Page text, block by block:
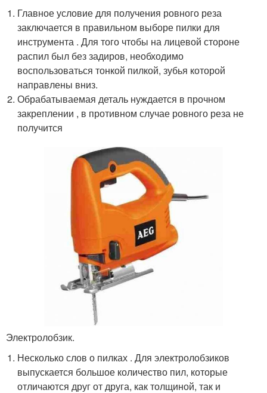
Главное условие для получения ровного реза
заключается в правильном выборе пилки для
инструмента . Для того чтобы на лицевой стороне
распил был без задиров, необходимо
воспользоваться тонкой пилкой, зубья которой
направлены вниз.
Обрабатываемая деталь нуждается в прочном
закреплении , в противном случае ровного реза не
получится
Электролобзик.
Несколько слов о пилках . Для электролобзиков
выпускается большое количество пил, которые
отличаются друг от друга, как толщиной, так и